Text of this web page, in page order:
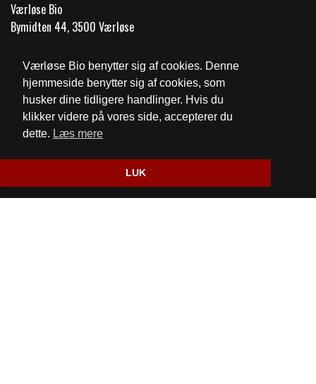
Værløse Bio benytter sig af cookies. Denne
hjemmeside benytter sig af cookies, som
husker dine tidligere handlinger. Hvis du
klikker videre på vores side, accepterer du
dette. Læs mere
LUK
Værløse Bio
Bymidten 44, 3500 Værløse
Telefon: 44 48 02 60
Email: vaerlosebio@gmail.com
Cookie- og privatlivspolitik